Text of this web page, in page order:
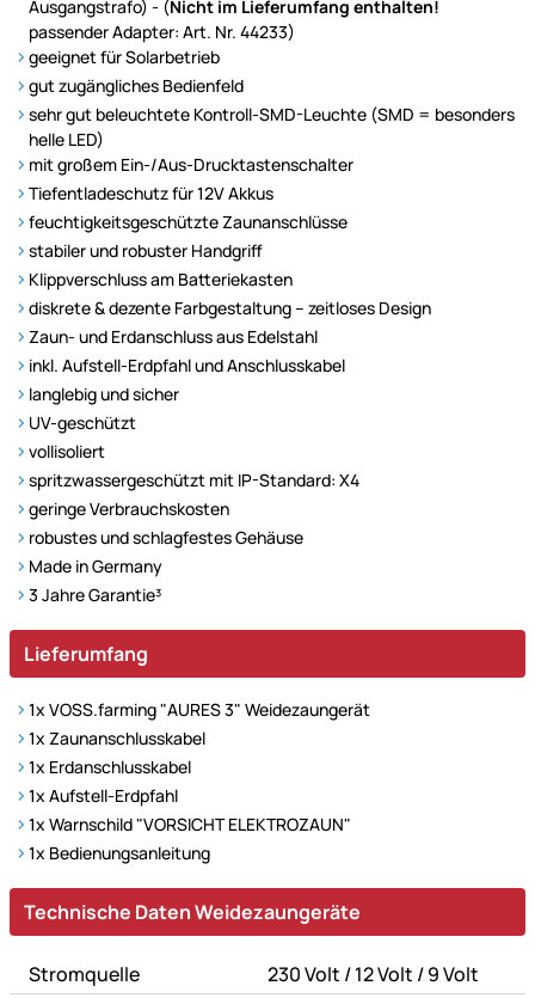
Ausgangstrafo) - (Nicht im Lieferumfang enthalten!
passender Adapter: Art. Nr. 44233)
geeignet für Solarbetrieb
gut zugängliches Bedienfeld
sehr gut beleuchtete Kontroll-SMD-Leuchte (SMD = besonders
helle LED)
mit großem Ein-/Aus-Drucktastenschalter
Tiefentladeschutz für 12V Akkus
feuchtigkeitsgeschützte Zaunanschlüsse
stabiler und robuster Handgriff
Klippverschluss am Batteriekasten
diskrete & dezente Farbgestaltung – zeitloses Design
Zaun- und Erdanschluss aus Edelstahl
inkl. Aufstell-Erdpfahl und Anschlusskabel
langlebig und sicher
UV-geschützt
vollisoliert
spritzwassergeschützt mit IP-Standard: X4
geringe Verbrauchskosten
robustes und schlagfestes Gehäuse
Made in Germany
3 Jahre Garantie³
Lieferumfang
1x VOSS.farming "AURES 3" Weidezaungerät
1x Zaunanschlusskabel
1x Erdanschlusskabel
1x Aufstell-Erdpfahl
1x Warnschild "VORSICHT ELEKTROZAUN"
1x Bedienungsanleitung
Technische Daten
Technische Daten Weidezaungeräte
Stromquelle 230 Volt /oder
12 Volt /oder
9 Volt